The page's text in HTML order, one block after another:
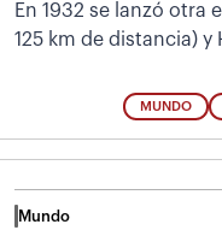
En 1932 se lanzó otra
125 km de distancia) y
MUNDO
Mundo